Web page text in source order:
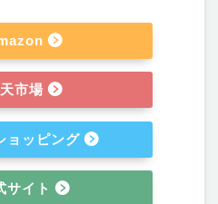
市場
ョッピング
サイト